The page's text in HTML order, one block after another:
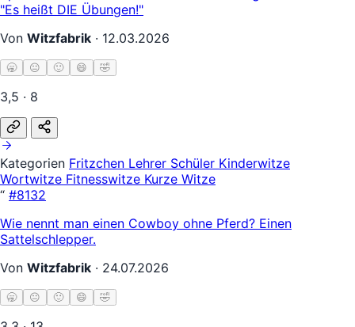
"Es heißt DIE Übungen!"
Von Witzfabrik · 12.03.2026
🥱 😐 🙂 😄 🤣
3,5 · 8
Kategorien Fritzchen Lehrer Schüler Kinderwitze
Wortwitze Fitnesswitze Kurze Witze
“ #8132
Wie nennt man einen Cowboy ohne Pferd? Einen
Sattelschlepper.
Von Witzfabrik · 24.07.2026
🥱 😐 🙂 😄 🤣